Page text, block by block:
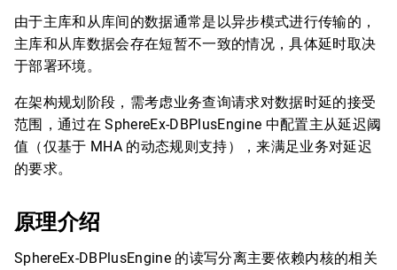
由于主库和从库间的数据通常是以异步模式进行传输的，
主库和从库数据会存在短暂不一致的情况，具体延时取决
于部署环境。
在架构规划阶段，需考虑业务查询请求对数据时延的接受
范围，通过在 SphereEx-DBPlusEngine 中配置主从延迟阈
值（仅基于 MHA 的动态规则支持），来满足业务对延迟
的要求。
原理介绍
SphereEx-DBPlusEngine 的读写分离主要依赖内核的相关